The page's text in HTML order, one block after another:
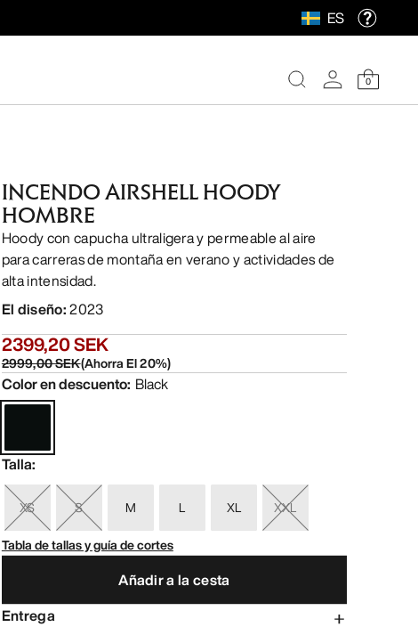
ES
0
INCENDO AIRSHELL HOODY
HOMBRE
Hoody con capucha ultraligera y permeable al aire
para carreras de montaña en verano y actividades de
alta intensidad.
El diseño:2023
2399,20 SEK
2999,00 SEK(Ahorra El20%)
Color en descuento: Black
Talla:
XS S M L XL
XXL
Tabla de tallas y guía de cortes
Añadir a la cesta
Entrega